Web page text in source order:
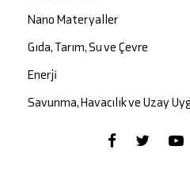
Nano Materyaller
Gıda, Tarım, Su ve Çevre
Enerji
Savunma, Havacılık ve Uzay